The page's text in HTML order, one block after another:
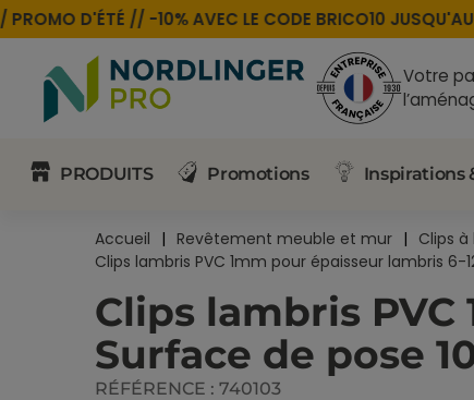
D'ÉTÉ // -10% AVEC LE CODEBRICO10JUSQU'AU
Votre
PRODUITS Promotions Inspirations
Accueil Revêtement meuble et mur
Clips à
Clips lambris PVC 1mm pour épaisseur lambris
Clips lambris
Surface de pose
RÉFÉRENCE : 740103